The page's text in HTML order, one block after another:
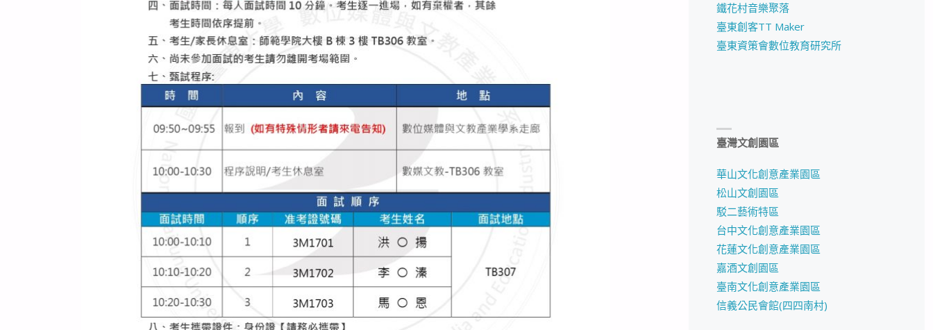
鐵花村音樂聚落
臺東創客TT Maker
臺東資策會數位教育研究所
臺灣文創園區
華山文化創意產業園區
松山文創園區
駁二藝術特區
台中文化創意產業園區
花蓮文化創意產業園區
嘉酒文創園區
臺南文化創意產業園區
信義公民會館(四四南村)